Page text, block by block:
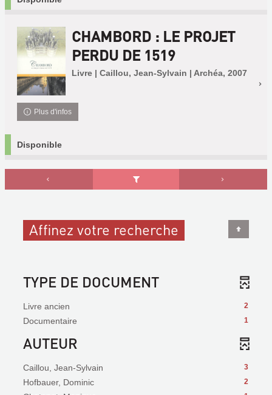
CHAMBORD : LE PROJET
PERDU DE 1519
Livre | Caillou, Jean-Sylvain | Archéa, 2007
Plus d'infos
Disponible
Affinez votre recherche
TYPE DE DOCUMENT
2
Livre ancien
1
Documentaire
AUTEUR
3
Caillou, Jean-Sylvain
2
Hofbauer, Dominic